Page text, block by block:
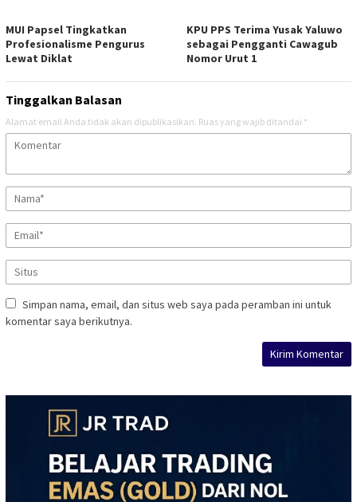
MUI Papsel Tingkatkan
Profesionalisme Pengurus
Lewat Diklat
KPU PPS Terima Yusak Yaluwo
sebagai Pengganti Cawagub
Nomor Urut 1
Tinggalkan Balasan
Alamat email Anda tidak akan dipublikasikan. Ruas yang wajib ditandai *
Simpan nama, email, dan situs web saya pada peramban ini untuk
komentar saya berikutnya.